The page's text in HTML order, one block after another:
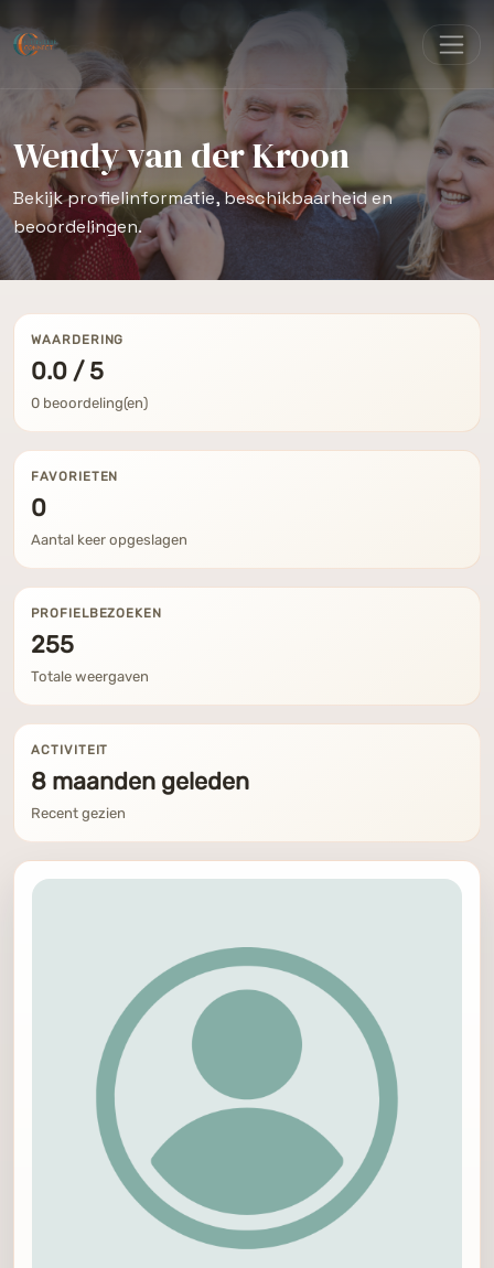
Wendy van der Kroon
Bekijk profielinformatie, beschikbaarheid en
beoordelingen.
WAARDERING
0.0 / 5
0 beoordeling(en)
FAVORIETEN
0
Aantal keer opgeslagen
PROFIELBEZOEKEN
255
Totale weergaven
ACTIVITEIT
8 maanden geleden
Recent gezien